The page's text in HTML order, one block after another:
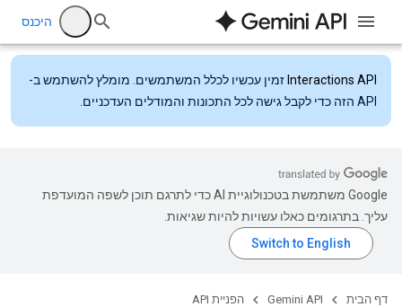
היכנס
Interactions API זמין עכשיו לכלל המשתמשים. מומלץ להשתמש ב-
API הזה כדי לקבל גישה לכל התכונות והמודלים העדכניים.
‫Google משתמשת בטכנולוגיית AI כדי לתרגם תוכן לשפה המועדפת
עליך. בתרגומים כאלו עשויות להיות שגיאות.
דף הבית Gemini API הפניית API